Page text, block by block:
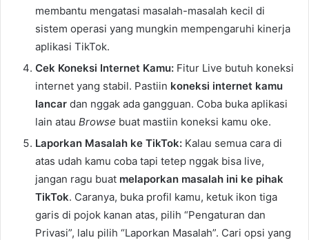
membantu mengatasi masalah-masalah kecil di
sistem operasi yang mungkin mempengaruhi kinerja
aplikasi TikTok.
Cek Koneksi Internet Kamu: Fitur Live butuh koneksi
internet yang stabil. Pastiin koneksi internet kamu
lancar dan nggak ada gangguan. Coba buka aplikasi
lain atau Browse buat mastiin koneksi kamu oke.
Laporkan Masalah ke TikTok: Kalau semua cara di
atas udah kamu coba tapi tetep nggak bisa live,
jangan ragu buat melaporkan masalah ini ke pihak
TikTok. Caranya, buka profil kamu, ketuk ikon tiga
garis di pojok kanan atas, pilih “Pengaturan dan
Privasi”, lalu pilih “Laporkan Masalah”. Cari opsi yang